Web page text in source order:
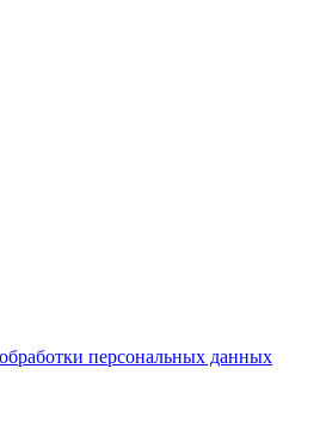
персональных данных